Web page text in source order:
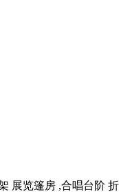
展览篷房 ,合唱台阶